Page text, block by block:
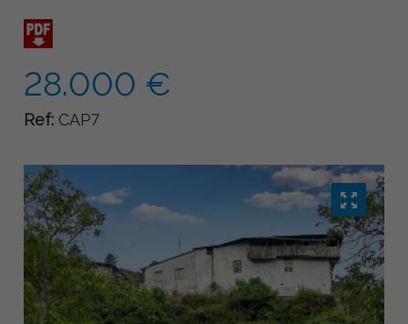
28.000 €
Ref: CAP7